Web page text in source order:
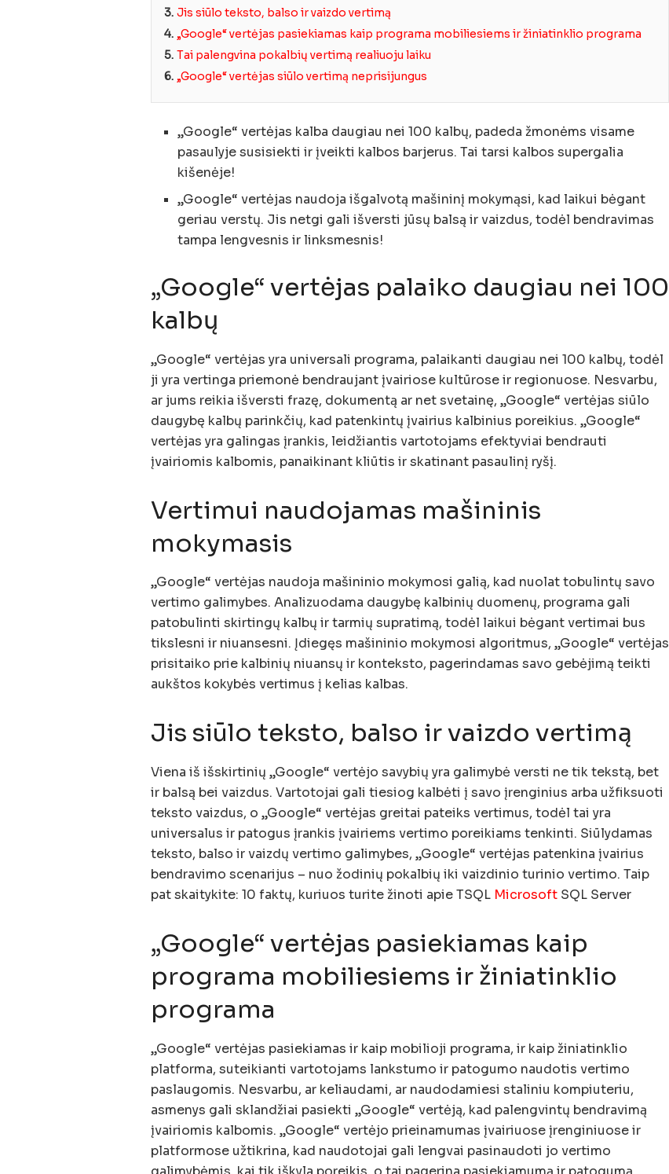
3. Jis siūlo teksto, balso ir vaizdo vertimą
4. „Google“ vertėjas pasiekiamas kaip programa mobiliesiems ir žiniatinklio programa
5. Tai palengvina pokalbių vertimą realiuoju laiku
6. „Google“ vertėjas siūlo vertimą neprisijungus
„Google“ vertėjas kalba daugiau nei 100 kalbų, padeda žmonėms visame
pasaulyje susisiekti ir įveikti kalbos barjerus. Tai tarsi kalbos supergalia
kišenėje!
„Google“ vertėjas naudoja išgalvotą mašininį mokymąsi, kad laikui bėgant
geriau verstų. Jis netgi gali išversti jūsų balsą ir vaizdus, ​​todėl bendravimas
tampa lengvesnis ir linksmesnis!
„Google“ vertėjas palaiko daugiau nei 100
kalbų
„Google“ vertėjas yra universali programa, palaikanti daugiau nei 100 kalbų, todėl
ji yra vertinga priemonė bendraujant įvairiose kultūrose ir regionuose. Nesvarbu,
ar jums reikia išversti frazę, dokumentą ar net svetainę, „Google“ vertėjas siūlo
daugybę kalbų parinkčių, kad patenkintų įvairius kalbinius poreikius. „Google“
vertėjas yra galingas įrankis, leidžiantis vartotojams efektyviai bendrauti
įvairiomis kalbomis, panaikinant kliūtis ir skatinant pasaulinį ryšį.
Vertimui naudojamas mašininis
mokymasis
„Google“ vertėjas naudoja mašininio mokymosi galią, kad nuolat tobulintų savo
vertimo galimybes. Analizuodama daugybę kalbinių duomenų, programa gali
patobulinti skirtingų kalbų ir tarmių supratimą, todėl laikui bėgant vertimai bus
tikslesni ir niuansesni. Įdiegęs mašininio mokymosi algoritmus, „Google“ vertėjas
prisitaiko prie kalbinių niuansų ir konteksto, pagerindamas savo gebėjimą teikti
aukštos kokybės vertimus į kelias kalbas.
Jis siūlo teksto, balso ir vaizdo vertimą
Viena iš išskirtinių „Google“ vertėjo savybių yra galimybė versti ne tik tekstą, bet
ir balsą bei vaizdus. Vartotojai gali tiesiog kalbėti į savo įrenginius arba užfiksuoti
teksto vaizdus, ​​o „Google“ vertėjas greitai pateiks vertimus, todėl tai yra
universalus ir patogus įrankis įvairiems vertimo poreikiams tenkinti. Siūlydamas
teksto, balso ir vaizdų vertimo galimybes, „Google“ vertėjas patenkina įvairius
bendravimo scenarijus – nuo ​​žodinių pokalbių iki vaizdinio turinio vertimo. Taip
pat skaitykite: 10 faktų, kuriuos turite žinoti apie TSQL Microsoft SQL Server
„Google“ vertėjas pasiekiamas kaip
programa mobiliesiems ir žiniatinklio
programa
„Google“ vertėjas pasiekiamas ir kaip mobilioji programa, ir kaip žiniatinklio
platforma, suteikianti vartotojams lankstumo ir patogumo naudotis vertimo
paslaugomis. Nesvarbu, ar keliaudami, ar naudodamiesi staliniu kompiuteriu,
asmenys gali sklandžiai pasiekti „Google“ vertėją, kad palengvintų bendravimą
įvairiomis kalbomis. „Google“ vertėjo prieinamumas įvairiuose įrenginiuose ir
platformose užtikrina, kad naudotojai gali lengvai pasinaudoti jo vertimo